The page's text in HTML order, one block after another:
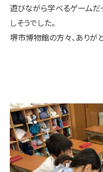
遊びながら学べるゲームだ
しそうでした。
堺市博物館の方々、ありが